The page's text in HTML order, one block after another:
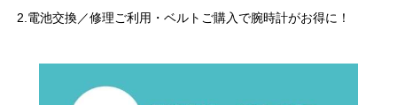
2.電池交換／修理ご利用・ベルトご購入で腕時計がお得に！